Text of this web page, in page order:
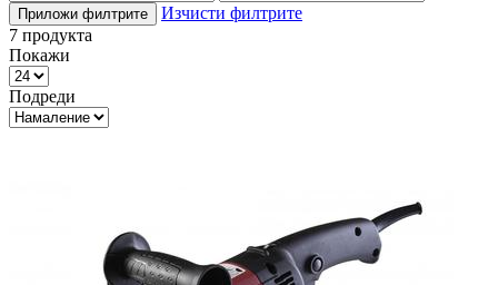
Приложи филтрите
Изчисти филтрите
7 продукта
Покажи
Подреди